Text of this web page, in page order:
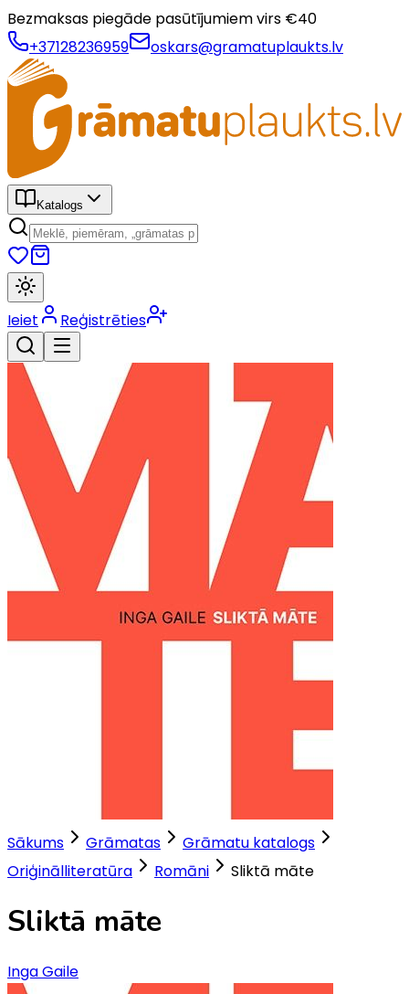
Bezmaksas piegāde pasūtījumiem virs €40
+37128236959
oskars@gramatuplaukts.lv
Katalogs
Ieiet Reģistrēties
Sākums Grāmatas
Grāmatu katalogs
Oriģinālliteratūra
Romāni Sliktā māte
Sliktā māte
Inga Gaile